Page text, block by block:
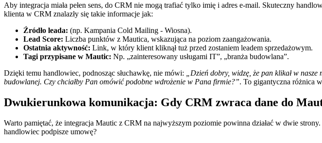
Aby integracja miała pełen sens, do CRM nie mogą trafiać tylko imię i adres e-mail. Skuteczny
klienta w CRM znalazły się takie informacje jak:
Źródło leada: (np. Kampania Cold Mailing - Wiosna).
Lead Score: Liczba punktów z Mautica, wskazująca na poziom zaangażowania.
Ostatnia aktywność: Link, w który klient kliknął tuż przed zostaniem leadem sprzedażowym.
Tagi przypisane w Mautic: Np. „zainteresowany usługami IT”, „branża budowlana”.
Dzięki temu handlowiec, podnosząc słuchawkę, nie mówi:
„Dzień dobry, widzę, że pan klikał w nasze
budowlanej. Czy chciałby Pan omówić podobne wdrożenie w Pana firmie?”. To gigantyczna różnica
Dwukierunkowa komunikacja: Gdy CRM zwraca dane do
Warto pamiętać, że integracja Mautic z CRM na najwyższym poziomie powinna działać w dwie
handlowiec podpisze umowę?